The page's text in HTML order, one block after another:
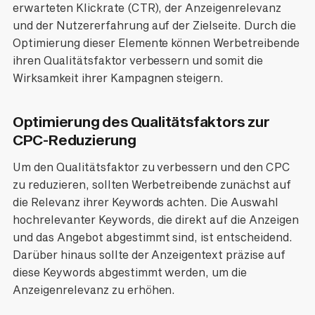
erwarteten Klickrate (CTR), der Anzeigenrelevanz
und der Nutzererfahrung auf der Zielseite. Durch die
Optimierung dieser Elemente können Werbetreibende
ihren Qualitätsfaktor verbessern und somit die
Wirksamkeit ihrer Kampagnen steigern.
Optimierung des Qualitätsfaktors zur
CPC-Reduzierung
Um den Qualitätsfaktor zu verbessern und den CPC
zu reduzieren, sollten Werbetreibende zunächst auf
die Relevanz ihrer Keywords achten. Die Auswahl
hochrelevanter Keywords, die direkt auf die Anzeigen
und das Angebot abgestimmt sind, ist entscheidend.
Darüber hinaus sollte der Anzeigentext präzise auf
diese Keywords abgestimmt werden, um die
Anzeigenrelevanz zu erhöhen.